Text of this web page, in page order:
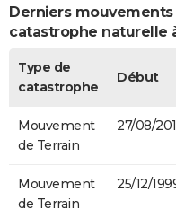
Derniers
catastrophe naturelle
Type de
catastrophe
Début
Mouvement
de Terrain
27/08/
Mouvement
de Terrain
25/12/